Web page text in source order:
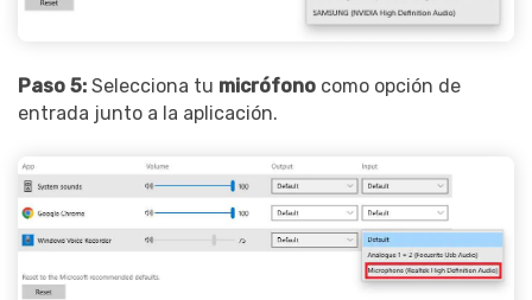
Paso 5: Selecciona tu micrófono como opción de
entrada junto a la aplicación.